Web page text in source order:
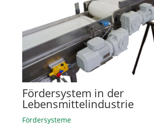
Fördersystem in der
Lebensmittelindustrie
Fördersysteme